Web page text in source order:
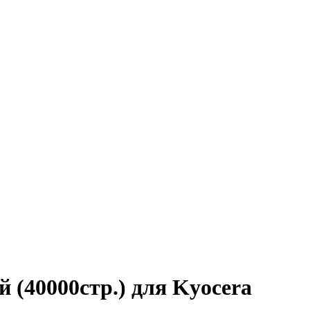
для Kyocera